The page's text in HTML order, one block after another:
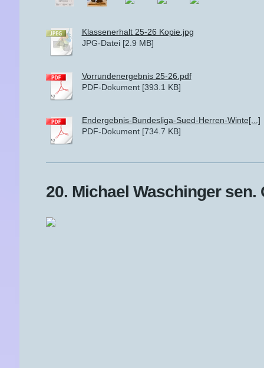
Klassenerhalt 25-26 Kopie.jpg
JPG-Datei [2.9 MB]
Vorrundenergebnis 25-26.pdf
PDF-Dokument [393.1 KB]
Endergebnis-Bundesliga-Sued-Herren-Winte[...]
PDF-Dokument [734.7 KB]
20. Michael Waschinger